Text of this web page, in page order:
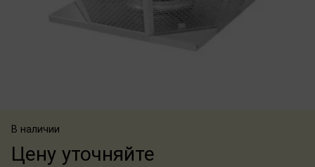
В наличии
Цену уточняйте